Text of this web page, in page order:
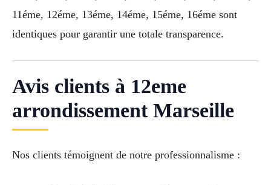
11éme, 12éme, 13éme, 14éme, 15éme, 16éme sont
identiques pour garantir une totale transparence.
Avis clients à 12eme
arrondissement Marseille
Nos clients témoignent de notre professionnalisme :